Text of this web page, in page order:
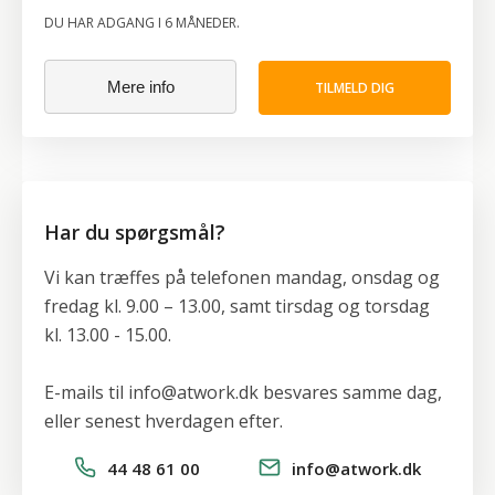
MasterClass - Stress
Du får online adgang til kurset i 6 måneder og du kan
starte med det samme, når du har tilmeldt dig. De 3
learningssiden. MasterClasses optages, og du kan
dermed se dem efterfølgende, hvis du ikke har
mulighed for at deltage på dagen.
Ved minimum 75% deltagelse samt udarbejdelse af
Vælg mellem 3 specialer
DU HAR ADGANG I 6 MÅNEDER.
Mere info TILMELD DIG
Har du spørgsmål?
Vi kan træffes på telefonen mandag, onsdag og
fredag kl. 9.00 – 13.00, samt tirsdag og torsdag
kl. 13.00 - 15.00.
E-mails til info@atwork.dk besvares samme dag,
eller senest hverdagen efter.
44 48 61 00 info@atwork.dk